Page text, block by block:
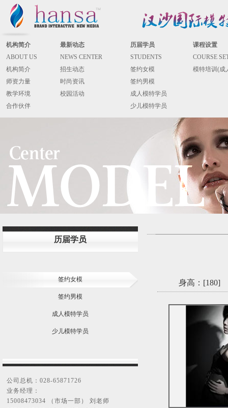
机构简介 最新动态 历届学员
课程设置
ABOUT US
NEWS CENTER STUDENTS
COURSE
机构简介
招生动态 签约女模
模特培训(成
师资力量
时尚资讯
签约男模
教学环境
校园活动
成人模特学员
合作伙伴
少儿模特学员
历届学员
签约女模
签约男模
成人模特学员
少儿模特学员
公司总机：028-65871726
业务经理：
15008473034 （市场一部） 刘老师
身高：[180]